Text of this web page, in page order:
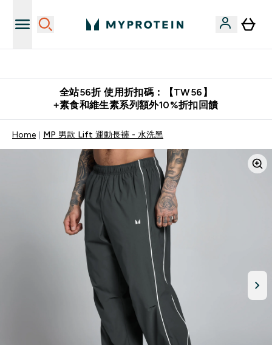
全站56折 使用折扣碼：【TW56】
+素食和維生素系列額外10%折扣回饋
Home MP 男款 Lift 運動長褲 - 水洗黑